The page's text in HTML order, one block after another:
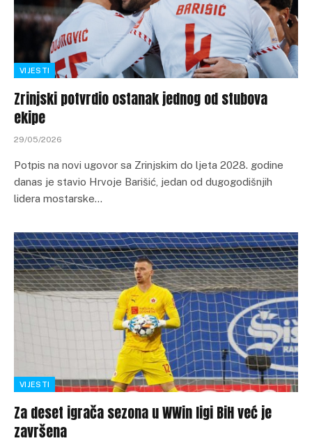
VIJESTI
Zrinjski potvrdio ostanak jednog od stubova
ekipe
29/05/2026
Potpis na novi ugovor sa Zrinjskim do ljeta 2028. godine
danas je stavio Hrvoje Barišić, jedan od dugogodišnjih
lidera mostarske…
VIJESTI
Za deset igrača sezona u WWin ligi BiH već je
završena